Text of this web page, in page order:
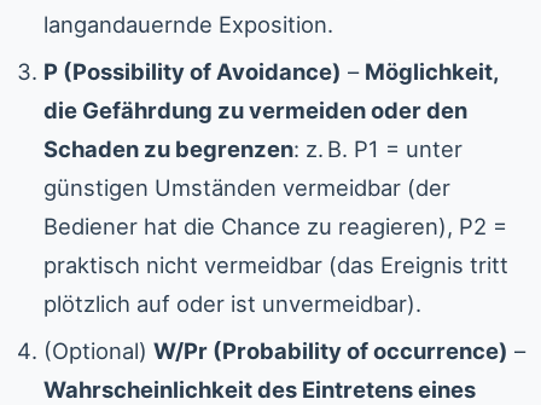
langandauernde Exposition.
P (Possibility of Avoidance) – Möglichkeit,
die Gefährdung zu vermeiden oder den
Schaden zu begrenzen: z. B. P1 = unter
günstigen Umständen vermeidbar (der
Bediener hat die Chance zu reagieren), P2 =
praktisch nicht vermeidbar (das Ereignis tritt
plötzlich auf oder ist unvermeidbar).
(Optional) W/Pr (Probability of occurrence) –
Wahrscheinlichkeit des Eintretens eines